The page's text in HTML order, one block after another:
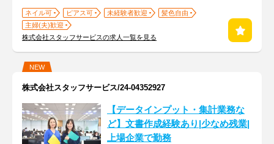
ネイル可 ピアス可 未経験者歓迎
髪色自由
主婦(夫)歓迎
株式会社スタッフサービスの求人一覧を見る
NEW
株式会社スタッフサービス/24-04352927
【データインプット・集計業務な
ど】文書作成経験あり|少なめ残業|
上場企業で勤務